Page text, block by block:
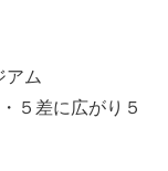
ム
５差に広がり５